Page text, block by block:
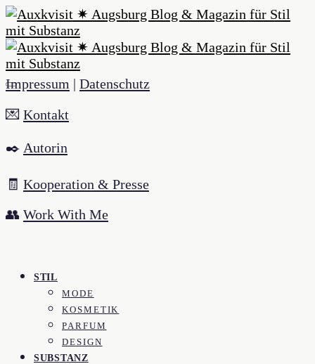
Impressum | Datenschutz
💌 Kontakt
✒️ Autorin
🧾 Kooperation & Presse
👥 Work With Me
STIL
MODE
KOSMETIK
PARFUM
DESIGN
SUBSTANZ